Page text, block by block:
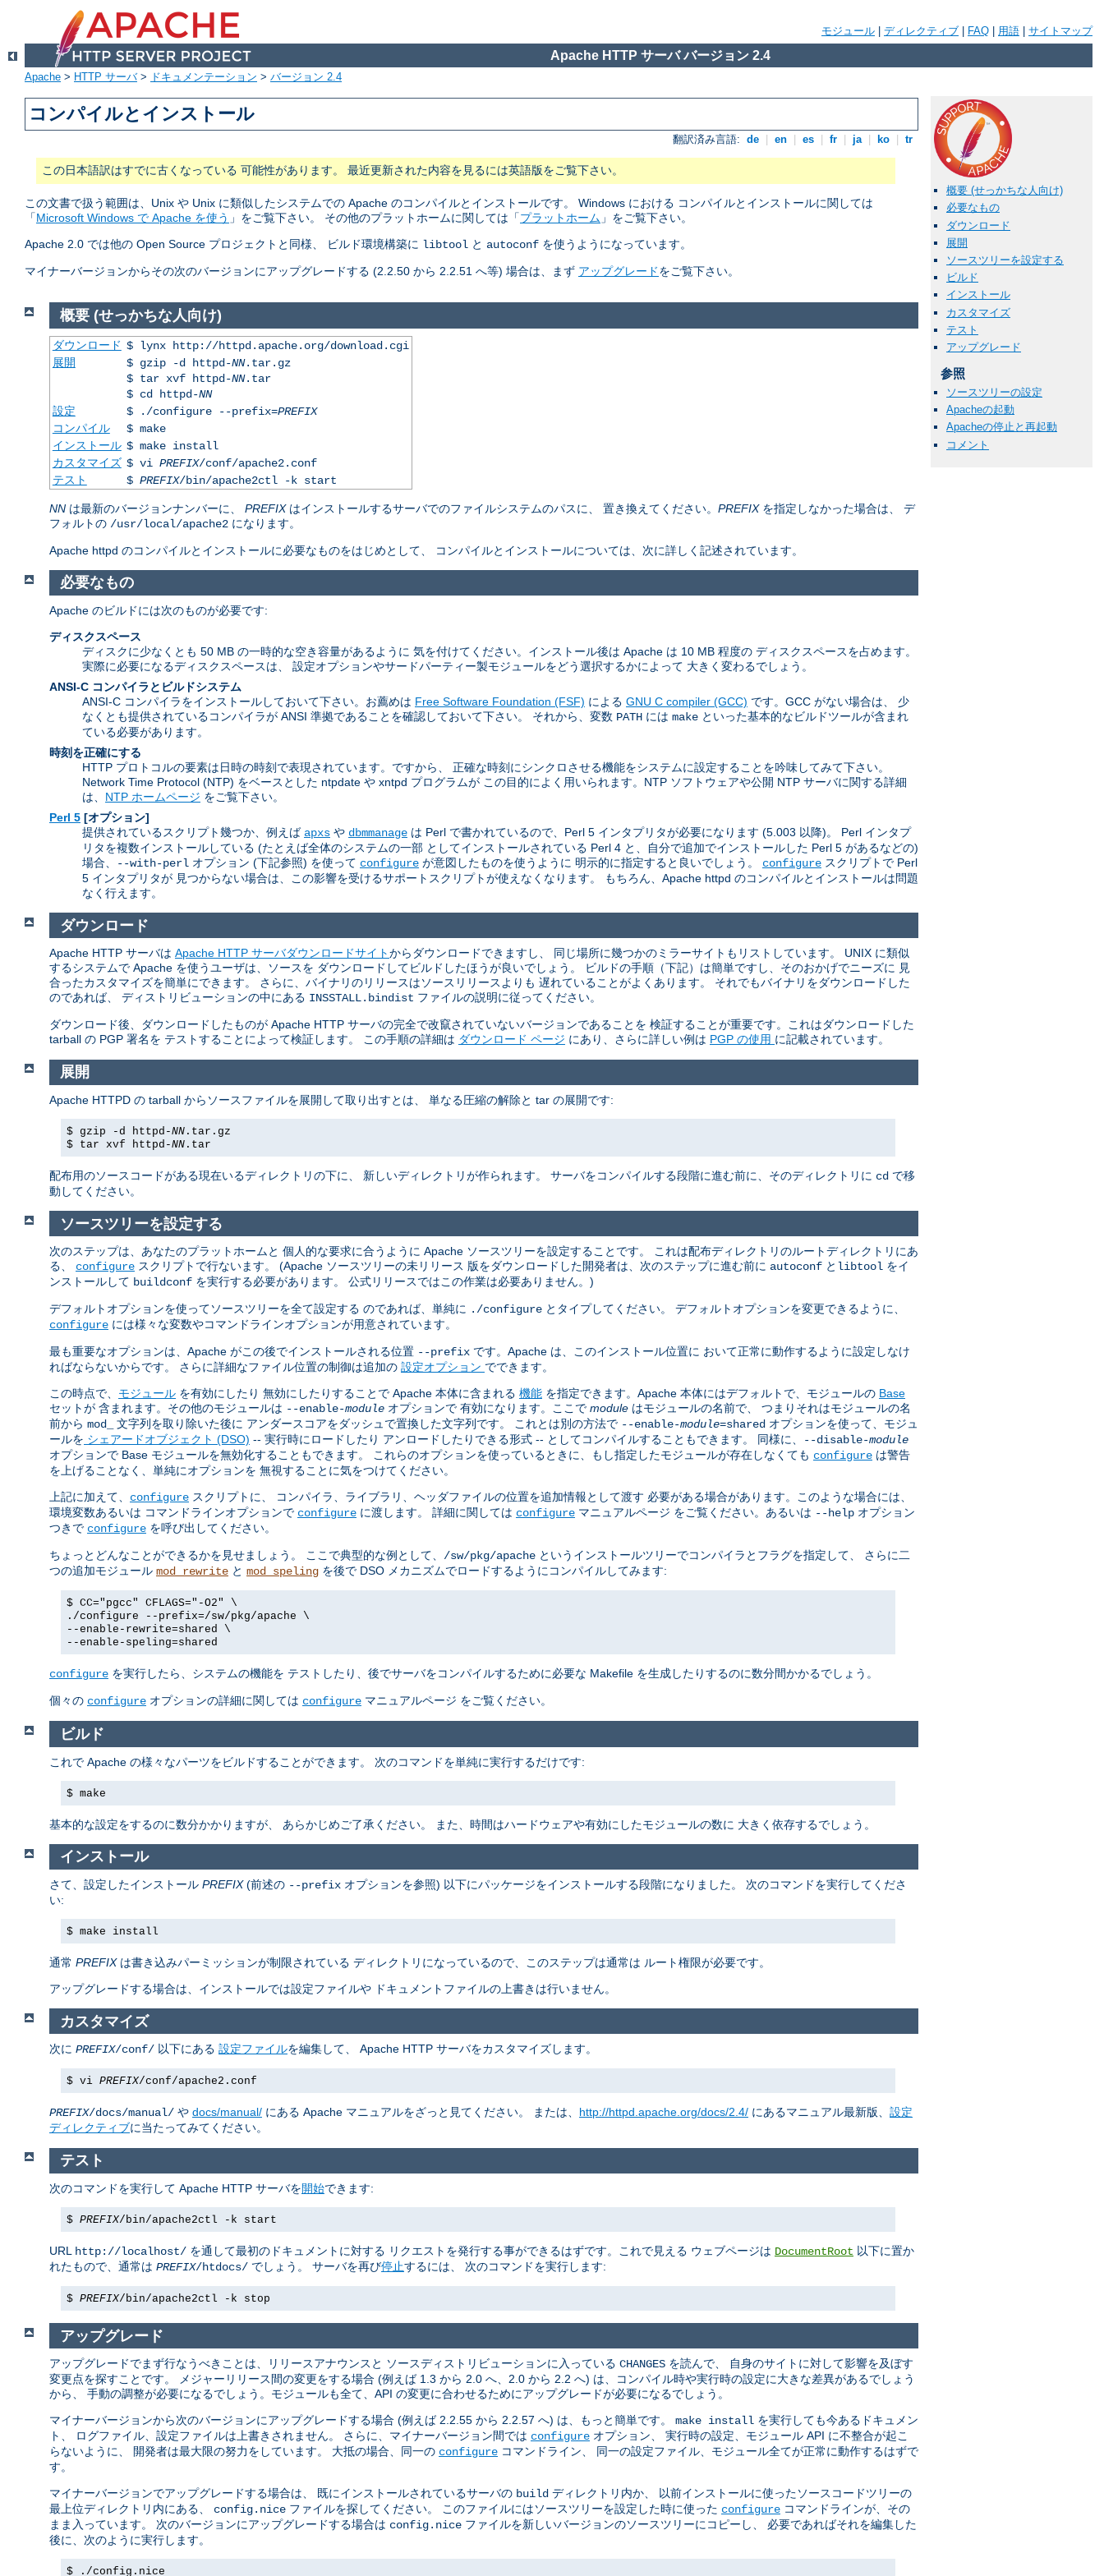
モジュール ディレクティブ FAQ 用語 サイトマップ
Apache HTTP サーバ バージョン 2.4
Apache > HTTP サーバ> ドキュメンテーション > バージョン 2.4
コンパイルとインストール
翻訳済み言語: de en es fr ja ko tr
この日本語訳はすでに古くなっている 可能性があります。 最近更新された内容を見るには英語版をご覧下さい。
この文書で扱う範囲は、Unix や Unix に類似したシステムでの Apache のコンパイルとインストールです。 Windows における コンパイルとインストールに関しては
「Microsoft Windows で Apache を使う 」をご覧下さい。 その他のプラットホームに関しては「プラットホーム 」をご覧下さい。
Apache 2.0 では他の Open Source プロジェクトと同様、 ビルド環境構築に libtool と autoconf を使うようになっています。
マイナーバージョンからその次のバージョンにアップグレードする (2.2.50 から 2.2.51 へ等) 場合は、まず アップグレードをご覧下さい。
概要 (せっかちな人向け)
必要なもの
ダウンロード
展開
ソースツリーを設定する
ビルド
インストール
カスタマイズ
テスト
アップグレード
参照
ソースツリーの設定
Apacheの起動
Apacheの停止と再起動
コメント
概要 (せっかちな人向け)
ダウンロード $ lynx http://httpd.apache.org/download.cgi
展開
$ gzip -d httpd-NN.tar.gz
$ tar xvf httpd-NN.tar
$ cd httpd-NN
設定
$ ./configure --prefix=PREFIX
コンパイル
$ make
インストール $ make install
カスタマイズ $ vi PREFIX/conf/apache2.conf
テスト
$ PREFIX/bin/apache2ctl -k start
NN は最新のバージョンナンバーに、 PREFIXはインストールするサーバでのファイルシステムのパスに、 置き換えてください。 PREFIXを指定しなかった場合は、 デ
フォルトの /usr/local/apache2 になります。
Apache httpd のコンパイルとインストールに必要なものをはじめとして、 コンパイルとインストールについては、次に詳しく記述されています。
必要なもの
Apache のビルドには次のものが必要です:
ディスクスペース
ディスクに少なくとも 50 MB の一時的な空き容量があるように 気を付けてください。インストール後は Apache は 10 MB 程度の ディスクスペースを占めます。
実際に必要になるディスクスペースは、 設定オプションやサードパーティー製モジュールをどう選択するかによって 大きく変わるでしょう。
ANSI-C コンパイラとビルドシステム
ANSI-C コンパイラをインストールしておいて下さい。お薦めは Free Software Foundation (FSF) による GNU C compiler (GCC) です。GCC がない場合は、 少
なくとも提供されているコンパイラが ANSI 準拠であることを確認しておいて下さい。 それから、変数 PATH には make といった基本的なビルドツールが含まれ
ている必要があります。
時刻を正確にする
HTTP プロトコルの要素は日時の時刻で表現されています。ですから、 正確な時刻にシンクロさせる機能をシステムに設定することを吟味してみて下さい。
Network Time Protocol (NTP) をベースとした ntpdate や xntpd プログラムが この目的によく用いられます。NTP ソフトウェアや公開 NTP サーバに関する詳細
は、 NTP ホームページ をご覧下さい。
Perl 5 [オプション]
提供されているスクリプト幾つか、例えば apxs や dbmmanage は Perl で書かれているので、Perl 5 インタプリタが必要になります (5.003 以降)。 Perl インタプ
リタを複数インストールしている (たとえば全体のシステムの一部 としてインストールされている Perl 4 と、自分で追加でインストールした Perl 5 があるなどの)
場合、
--with-perl オプション (下記参照) を使って configure が意図したものを使うように 明示的に指定すると良いでしょう。 configure スクリプトで Perl
5 インタプリタが 見つからない場合は、この影響を受けるサポートスクリプトが使えなくなります。 もちろん、Apache httpd のコンパイルとインストールは問題
なく行えます。
ダウンロード
Apache HTTP サーバは Apache HTTP サーバダウンロードサイトからダウンロードできますし、 同じ場所に幾つかのミラーサイトもリストしています。 UNIX に類似
するシステムで Apache を使うユーザは、ソースを ダウンロードしてビルドしたほうが良いでしょう。 ビルドの手順（下記）は簡単ですし、そのおかげでニーズに 見
合ったカスタマイズを簡単にできます。 さらに、バイナリのリリースはソースリリースよりも 遅れていることがよくあります。 それでもバイナリをダウンロードした
のであれば、 ディストリビューションの中にある INSSTALL.bindist ファイルの説明に従ってください。
ダウンロード後、ダウンロードしたものが Apache HTTP サーバの完全で改竄されていないバージョンであることを 検証することが重要です。これはダウンロードした
tarball の PGP 署名を テストすることによって検証します。 この手順の詳細は ダウンロード ページ にあり、さらに詳しい例は PGP の使用 に記載されています。
展開
Apache HTTPD の tarball からソースファイルを展開して取り出すとは、 単なる圧縮の解除と tar の展開です:
$ gzip -d httpd-NN .tar.gz
$ tar xvf httpd-NN .tar
配布用のソースコードがある現在いるディレクトリの下に、 新しいディレクトリが作られます。 サーバをコンパイルする段階に進む前に、そのディレクトリに cd で移
動してください。
ソースツリーを設定する
次のステップは、あなたのプラットホームと 個人的な要求に合うように Apache ソースツリーを設定することです。 これは配布ディレクトリのルートディレクトリにあ
る、 configure スクリプトで行ないます。 (Apache ソースツリーの未リリース 版をダウンロードした開発者は、次のステップに進む前に autoconf と libtool をイ
ンストールして buildconf を実行する必要があります。 公式リリースではこの作業は必要ありません。)
デフォルトオプションを使ってソースツリーを全て設定する のであれば、単純に ./configure とタイプしてください。 デフォルトオプションを変更できるように、
configure には様々な変数やコマンドラインオプションが用意されています。
最も重要なオプションは、Apache がこの後でインストールされる位置 --prefix です。Apache は、このインストール位置に おいて正常に動作するように設定しなけ
ればならないからです。 さらに詳細なファイル位置の制御は追加の 設定オプション でできます。
この時点で、 モジュール を有効にしたり 無効にしたりすることで Apache 本体に含まれる 機能 を指定できます。Apache 本体にはデフォルトで、モジュールの Base
セットが 含まれます。その他のモジュールは --enable-module オプションで 有効になります。ここで module はモジュールの名前で、 つまりそれはモジュールの名
前から mod_ 文字列を取り除いた後に アンダースコアをダッシュで置換した文字列です。 これとは別の方法で --enable-module=shared オプションを使って、モジュ
ールを シェアードオブジェクト (DSO) -- 実行時にロードしたり アンロードしたりできる形式 -- としてコンパイルすることもできます。 同様に、 --disable-module
オプションで Base モジュールを無効化することもできます。 これらのオプションを使っているときに、もし指定したモジュールが存在しなくても configure は警告
を上げることなく、単純にオプションを 無視することに気をつけてください。
上記に加えて、 configure スクリプトに、 コンパイラ、ライブラリ、ヘッダファイルの位置を追加情報として渡す 必要がある場合があります。このような場合には、
環境変数あるいは コマンドラインオプションで configure に渡します。 詳細に関しては configure マニュアルページ をご覧ください。あるいは --help オプション
つきで configure を呼び出してください。
ちょっとどんなことができるかを見せましょう。 ここで典型的な例として、 /sw/pkg/apache というインストールツリーでコンパイラとフラグを指定して、 さらに二
つの追加モジュール mod_rewrite と mod_speling を後で DSO メカニズムでロードするようにコンパイルしてみます:
$ CC="pgcc" CFLAGS="-O2" \
./configure --prefix=/sw/pkg/apache \
--enable-rewrite=shared \
--enable-speling=shared
configure を実行したら、システムの機能を テストしたり、後でサーバをコンパイルするために必要な Makefile を生成したりするのに数分間かかるでしょう。
個々の configure オプションの詳細に関しては configure マニュアルページ をご覧ください。
ビルド
これで Apache の様々なパーツをビルドすることができます。 次のコマンドを単純に実行するだけです:
$ make
基本的な設定をするのに数分かかりますが、 あらかじめご了承ください。 また、時間はハードウェアや有効にしたモジュールの数に 大きく依存するでしょう。
インストール
さて、設定したインストール PREFIX(前述の --prefix オプションを参照) 以下にパッケージをインストールする段階になりました。 次のコマンドを実行してくださ
い:
$ make install
通常 PREFIXは書き込みパーミッションが制限されている ディレクトリになっているので、このステップは通常は ルート権限が必要です。
アップグレードする場合は、インストールでは設定ファイルや ドキュメントファイルの上書きは行いません。
カスタマイズ
次に PREFIX/conf/ 以下にある 設定ファイルを編集して、 Apache HTTP サーバをカスタマイズします。
$ vi PREFIX/conf/apache2.conf
PREFIX/docs/manual/ や docs/manual/ にある Apache マニュアルをざっと見てください。 または、 http://httpd.apache.org/docs/2.4/ にあるマニュアル最新版、 設定
ディレクティブに当たってみてください。
テスト
次のコマンドを実行して Apache HTTP サーバを開始できます:
$ PREFIX/bin/apache2ctl -k start
URL http://localhost/ を通して最初のドキュメントに対する リクエストを発行する事ができるはずです。これで見える ウェブページは DocumentRoot 以下に置か
れたもので、通常は PREFIX/htdocs/ でしょう。 サーバを再び停止するには、 次のコマンドを実行します:
$ PREFIX/bin/apache2ctl -k stop
アップグレード
アップグレードでまず行なうべきことは、リリースアナウンスと ソースディストリビューションに入っている CHANGES を読んで、 自身のサイトに対して影響を及ぼす
変更点を探すことです。 メジャーリリース間の変更をする場合 (例えば 1.3 から 2.0 へ、2.0 から 2.2 へ) は、コンパイル時や実行時の設定に大きな差異があるでしょう
から、 手動の調整が必要になるでしょう。モジュールも全て、API の変更に合わせるためにアップグレードが必要になるでしょう。
マイナーバージョンから次のバージョンにアップグレードする場合 (例えば 2.2.55 から 2.2.57 へ) は、もっと簡単です。 make install を実行しても今あるドキュメン
ト、 ログファイル、設定ファイルは上書きされません。 さらに、マイナーバージョン間では configure オプション、 実行時の設定、モジュール API に不整合が起こ
らないように、 開発者は最大限の努力をしています。 大抵の場合、同一の configure コマンドライン、 同一の設定ファイル、モジュール全てが正常に動作するはずで
す。
マイナーバージョンでアップグレードする場合は、 既にインストールされているサーバの build ディレクトリ内か、 以前インストールに使ったソースコードツリーの
最上位ディレクトリ内にある、 config.nice ファイルを探してください。 このファイルにはソースツリーを設定した時に使った configure コマンドラインが、その
まま入っています。 次のバージョンにアップグレードする場合は config.nice ファイルを新しいバージョンのソースツリーにコピーし、 必要であればそれを編集した
後に、次のように実行します。
$ ./config.nice